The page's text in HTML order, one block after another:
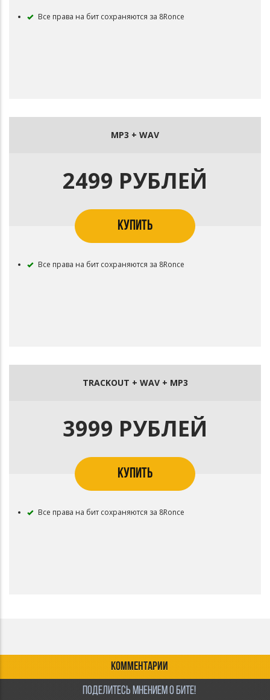
Все права на бит сохраняются за 8Ronce
MP3 + WAV
2499 РУБЛЕЙ
КУПИТЬ
Все права на бит сохраняются за 8Ronce
TRACKOUT + WAV + MP3
3999 РУБЛЕЙ
КУПИТЬ
Все права на бит сохраняются за 8Ronce
КОММЕНТАРИИ
ПОДЕЛИТЕСЬ МНЕНИЕМ О БИТЕ!